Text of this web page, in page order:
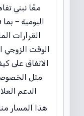
معًا نبني
اليومية –
القرارات
الوقت الزوجي
الاتفاق على
مثل
الدعم
هذا المسار